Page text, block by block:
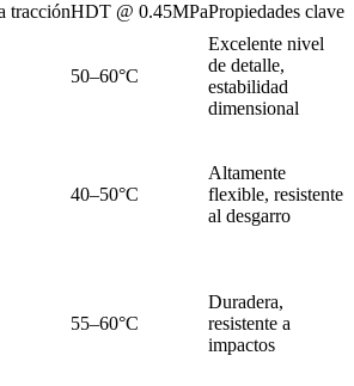
tracciónHDT @ 0.45MPaPropiedades clave
50–60°C
Excelente nivel
de detalle,
estabilidad
dimensional
40–50°C
Altamente
flexible, resistente
al desgarro
55–60°C
Duradera,
resistente a
impactos